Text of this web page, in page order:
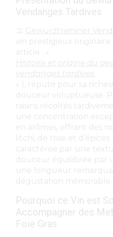
Vendanges Tardives
ユ Gewurztraminer
vin prestigieux originaire
article : «
Histoire et origine du
vendanges tardives
« ), réputé pour sa
douceur voluptueuse.
raisins récoltés
une concentration
en arômes, offrant des
litchi, de rose et
caractérise par une
douceur équilibrée par
une longueur
dégustation mémorable.
Pourquoi ce Vin est
Accompagner des
Foie Gras